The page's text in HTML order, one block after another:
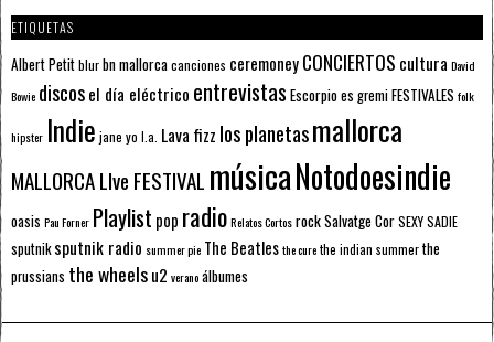
ETIQUETAS
Albert Petitblurbn mallorcacanciones ceremoneyCONCIERTOS cultura David
Bowie discosel día eléctrico entrevistas Escorpioes gremiFESTIVALES folk
hipster Indie jane yo l.a. Lava fizz los planetasmallorca
MALLORCA LIve FESTIVAL músicaNotodoesindie
oasis Pau Forner Playlist pop radioRelatos CortosrockSalvatge CorSEXY SADIE
sputnik sputnik radio summer pie The Beatlesthe curethe indian summerthe
prussians the wheelsu2 veranoálbumes